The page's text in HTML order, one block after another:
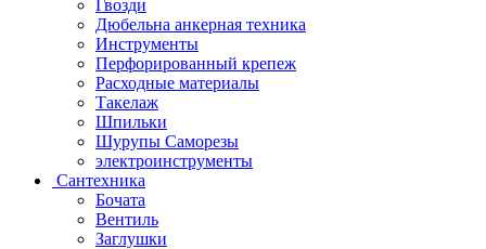
Гвозди
Дюбельна анкерная техника
Инструменты
Перфорированный крепеж
Расходные материалы
Такелаж
Шпильки
Шурупы Саморезы
электроинструменты
Сантехника
Бочата
Вентиль
Заглушки